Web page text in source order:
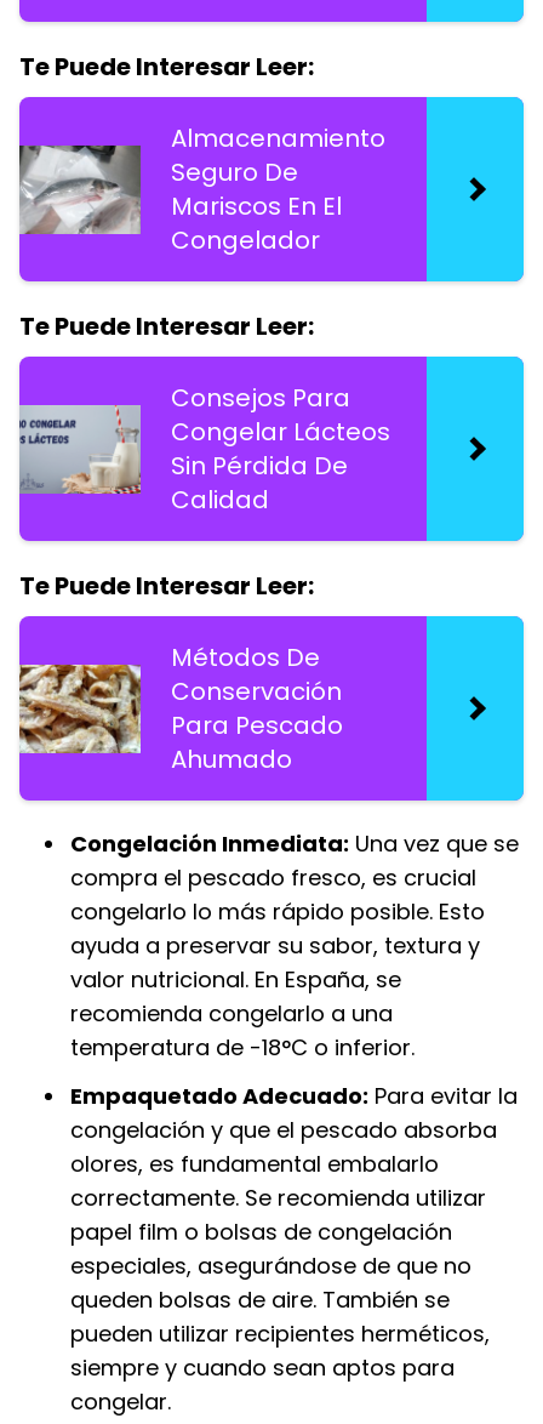
Te Puede Interesar Leer:
Almacenamiento
Seguro De
Mariscos En El
Congelador
Te Puede Interesar Leer:
Consejos Para
Congelar Lácteos
Sin Pérdida De
Calidad
Te Puede Interesar Leer:
Métodos De
Conservación
Para Pescado
Ahumado
Congelación Inmediata: Una vez que se
compra el pescado fresco, es crucial
congelarlo lo más rápido posible. Esto
ayuda a preservar su sabor, textura y
valor nutricional. En España, se
recomienda congelarlo a una
temperatura de -18°C o inferior.
Empaquetado Adecuado: Para evitar la
congelación y que el pescado absorba
olores, es fundamental embalarlo
correctamente. Se recomienda utilizar
papel film o bolsas de congelación
especiales, asegurándose de que no
queden bolsas de aire. También se
pueden utilizar recipientes herméticos,
siempre y cuando sean aptos para
congelar.